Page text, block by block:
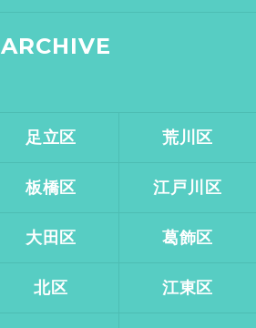
ARCHIVE
足立区 荒川区
板橋区 江戸川区
大田区 葛飾区
北区 江東区